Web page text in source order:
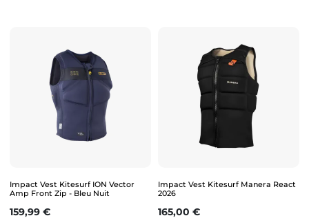
Impact Vest Kitesurf ION Vector
Amp Front Zip - Bleu Nuit
Prix
159,99 €
Impact Vest Kitesurf Manera React
2026
Prix
165,00 €